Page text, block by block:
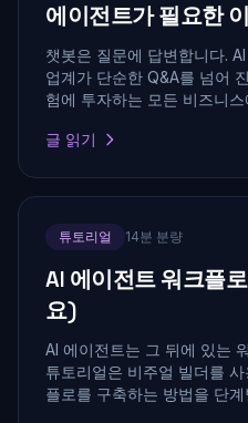
에이전트가 필요한
챗봇은 질문에 답변합니다.
업계가 단순한 Q&A를 넘어
험에 투자하는 모든 비즈니
글 읽기
튜토리얼 14분 분량
AI 에이전트 워크플
요)
AI 에이전트는 그 뒤에 있는
튜토리얼은 비주얼 빌더를
플로를 구축하는 방법을 단